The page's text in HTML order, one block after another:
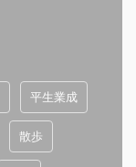
平生業成
散歩